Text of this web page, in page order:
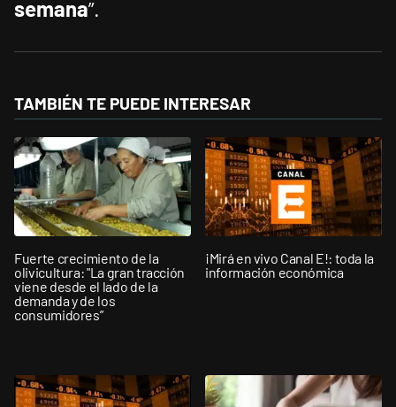
semana”.
TAMBIÉN TE PUEDE INTERESAR
Fuerte crecimiento de la
olivicultura: "La gran tracción
viene desde el lado de la
demanda y de los
consumidores”
¡Mirá en vivo Canal E!: toda la
información económica